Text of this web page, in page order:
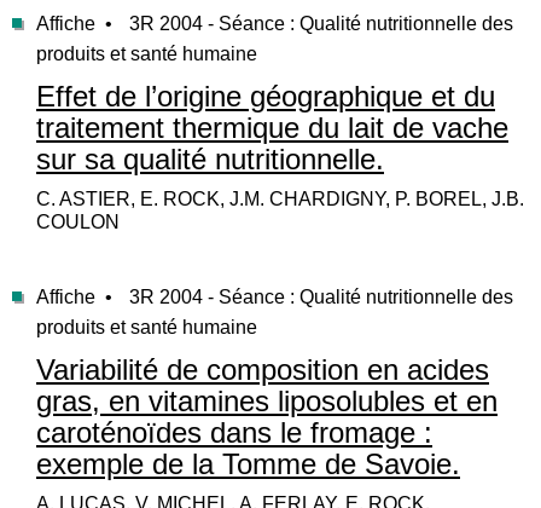
Affiche •
3R 2004 - Séance : Qualité nutritionnelle des
produits et santé humaine
Effet de l’origine géographique et du
traitement thermique du lait de vache
sur sa qualité nutritionnelle.
C. ASTIER, E. ROCK, J.M. CHARDIGNY, P. BOREL, J.B.
COULON
Affiche •
3R 2004 - Séance : Qualité nutritionnelle des
produits et santé humaine
Variabilité de composition en acides
gras, en vitamines liposolubles et en
caroténoïdes dans le fromage :
exemple de la Tomme de Savoie.